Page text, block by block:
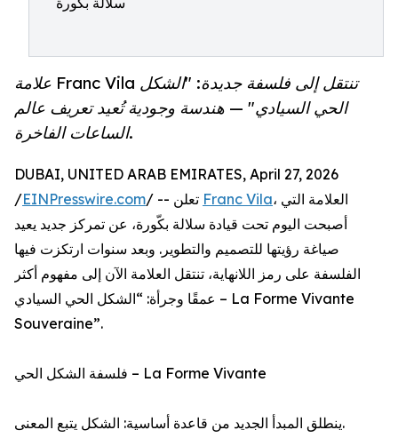
علامة Franc Vila تنتقل إلى فلسفة جديدة: "الشكل
الحي السيادي" — هندسة وجودية تُعيد تعريف عالم
الساعات الفاخرة.
DUBAI, UNITED ARAB EMIRATES, April 27, 2026
/EINPresswire.com Franc Vila، العلامة التي
أصبحت اليوم تحت قيادة سلالة بكّورة، عن تمركز جديد يعيد
صياغة رؤيتها للتصميم والتطوير. وبعد سنوات ارتكزت فيها
الفلسفة على رمز اللانهاية، تنتقل العلامة الآن إلى مفهوم أكثر
عمقًا وجرأة: “الشكل الحي السيادي – La Forme Vivante
Souveraine”.
فلسفة الشكل الحي – La Forme Vivante
ينطلق المبدأ الجديد من قاعدة أساسية: الشكل يتبع المعنى.